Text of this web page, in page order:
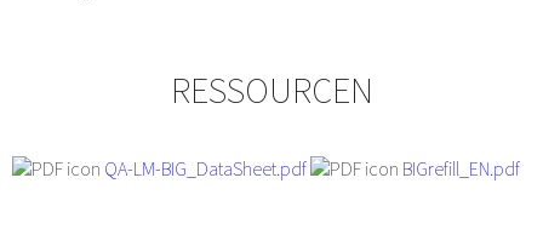
RESSOURCEN
QA-LM-BIG_DataSheet.pdf BIGrefill_EN.pdf